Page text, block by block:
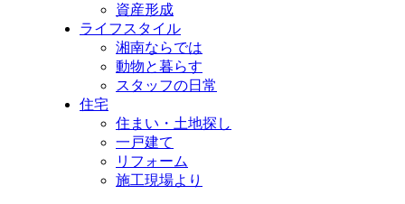
資産形成
ライフスタイル
湘南ならでは
動物と暮らす
スタッフの日常
住宅
住まい・土地探し
一戸建て
リフォーム
施工現場より